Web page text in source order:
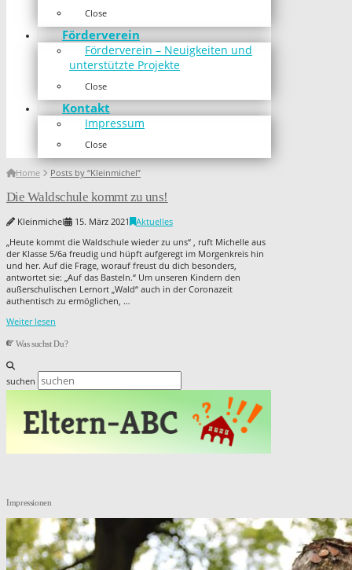
Close
Förderverein
Förderverein – Neuigkeiten und
unterstützte Projekte
Close
Kontakt
Impressum
Close
Home Posts by “Kleinmichel”
Die Waldschule kommt zu uns!
Kleinmichel 15. März 2021
Aktuelles
„Heute kommt die Waldschule wieder zu uns“ , ruft Michelle aus
der Klasse 5/6a freudig und hüpft aufgeregt im Morgenkreis hin
und her. Auf die Frage, worauf freust du dich besonders,
antwortet sie: „Auf das Basteln.“ Um unseren Kindern den
außerschulischen Lernort „Wald“ auch in der Coronazeit
authentisch zu ermöglichen, …
Weiter lesen
Was suchst Du?
suchen
Impressionen